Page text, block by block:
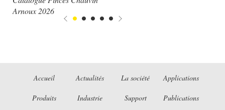
Arnoux 2026
Accueil Actualités La société Applications
Produits Industrie Support Publications